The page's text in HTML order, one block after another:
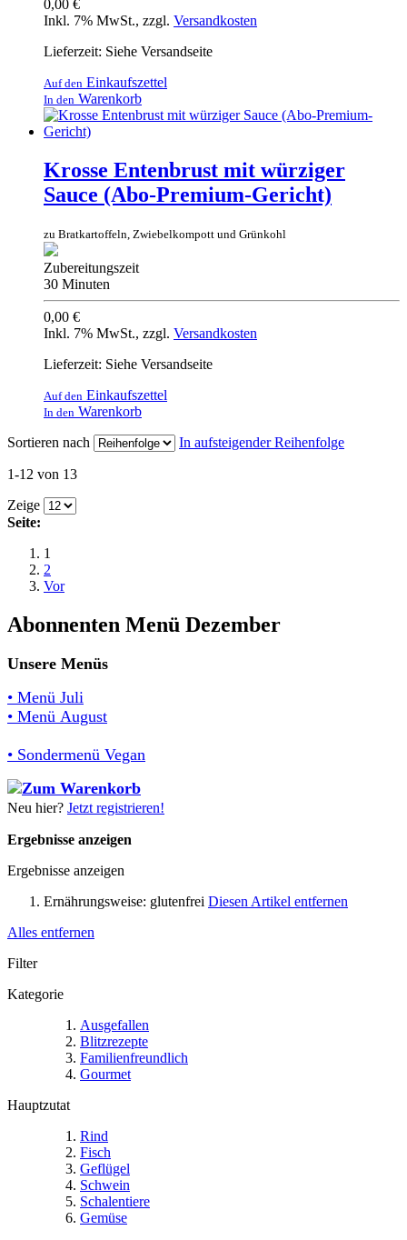
0,00 €
Inkl. 7% MwSt., zzgl. Versandkosten
Lieferzeit: Siehe Versandseite
Auf den Einkaufszettel
In den Warenkorb
Krosse Entenbrust mit würziger
Sauce (Abo-Premium-Gericht)
zu Bratkartoffeln, Zwiebelkompott und Grünkohl
Zubereitungszeit
30 Minuten
0,00 €
Inkl. 7% MwSt., zzgl. Versandkosten
Lieferzeit: Siehe Versandseite
Auf den Einkaufszettel
In den Warenkorb
Sortieren nach
In aufsteigender Reihenfolge
1-12 von 13
Zeige
Seite:
1
2
Vor
Abonnenten Menü Dezember
Unsere Menüs
• Menü Juli
• Menü August
• Sondermenü Vegan
Neu hier? Jetzt registrieren!
Ergebnisse anzeigen
Ergebnisse anzeigen
Ernährungsweise: glutenfrei Diesen Artikel entfernen
Alles entfernen
Filter
Kategorie
Ausgefallen
Blitzrezepte
Familienfreundlich
Gourmet
Hauptzutat
Rind
Fisch
Geflügel
Schwein
Schalentiere
Gemüse